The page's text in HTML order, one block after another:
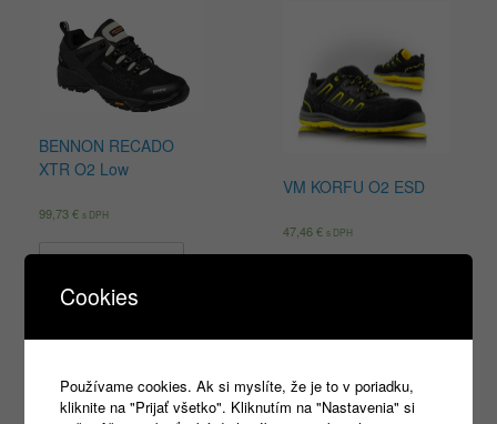
BENNON RECADO
XTR O2 Low
99,73€ s DPH
VM KORFU O2 ESD
47,46€ s DPH
Products
Cookies
Používame cookies. Ak si myslíte, že je to v poriadku,
kliknite na "Prijať všetko". Kliknutím na "Nastavenia" si